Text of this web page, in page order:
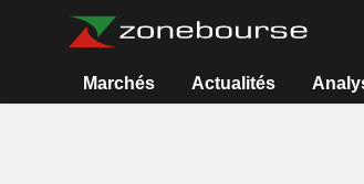
Marchés Actualités